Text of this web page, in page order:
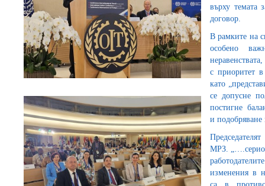
върху темата
договор.
В рамките на
особено
с приоритет
като
се допусне
постигне
и подобряване
МРЗ.
изменения в